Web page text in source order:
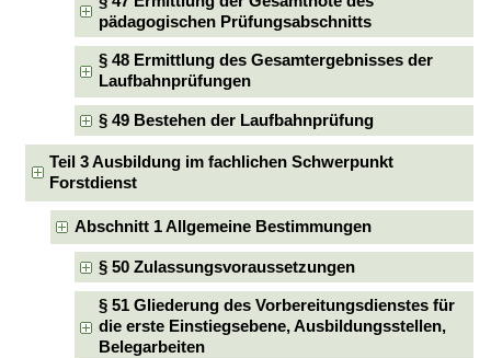
pädagogischen Prüfungsabschnitts
§ 48 Ermittlung des Gesamtergebnisses der
Laufbahnprüfungen
§ 49 Bestehen der Laufbahnprüfung
Teil 3 Ausbildung im fachlichen Schwerpunkt
Forstdienst
Abschnitt 1 Allgemeine Bestimmungen
§ 50 Zulassungsvoraussetzungen
§ 51 Gliederung des Vorbereitungsdienstes für
die erste Einstiegsebene, Ausbildungsstellen,
Belegarbeiten